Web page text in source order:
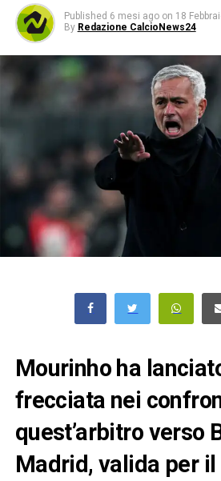
Published 6 mesi ago on 18
By Redazione CalcioNews24
Mourinho ha
frecciata nei
quest’arbitro verso
Madrid, valida per